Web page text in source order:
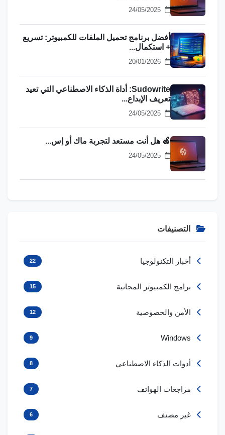
أفضل برنامج تحميل الملفات للكمبيوتر: تسريع
+ استكمال...
Sudowrite: أداة الذكاء الاصطناعي التي تعيد
تعريف الإبداع...
🍏 هل أنت مستعد لتجربة ماك أو إس...
التصنيفات
أخبار التكنولوجيا 22
برامج الكمبيوتر المجانية 15
الأمن والخصوصية 12
9
أدوات الذكاء الاصطناعي 8
مراجعات الهواتف 7
غير مصنف 6